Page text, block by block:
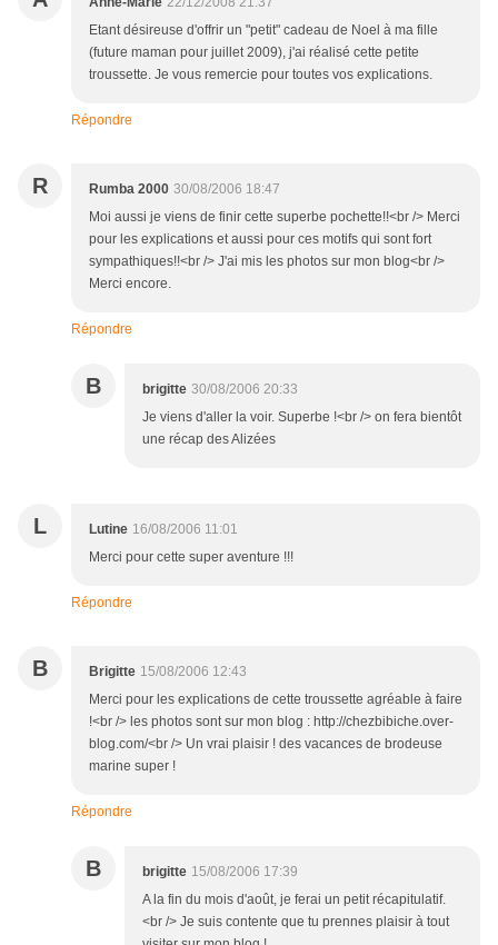
Etant désireuse d'offrir un "petit" cadeau de Noel à ma fille
(future maman pour juillet 2009), j'ai réalisé cette petite
troussette. Je vous remercie pour toutes vos explications.
Répondre
R Rumba 2000 30/08/2006 18:47
Moi aussi je viens de finir cette superbe pochette!!<br /> Merci
pour les explications et aussi pour ces motifs qui sont fort
sympathiques!!<br /> J'ai mis les photos sur mon blog<br />
Merci encore.
Répondre
B brigitte 30/08/2006 20:33
Je viens d'aller la voir. Superbe !<br /> on fera bientôt
une récap des Alizées
L Lutine 16/08/2006 11:01
Merci pour cette super aventure !!!
Répondre
B Brigitte 15/08/2006 12:43
Merci pour les explications de cette troussette agréable à faire
!<br /> les photos sont sur mon blog : http://chezbibiche.over-
blog.com/<br /> Un vrai plaisir ! des vacances de brodeuse
marine super !
Répondre
B brigitte 15/08/2006 17:39
A la fin du mois d'août, je ferai un petit récapitulatif.
<br /> Je suis contente que tu prennes plaisir à tout